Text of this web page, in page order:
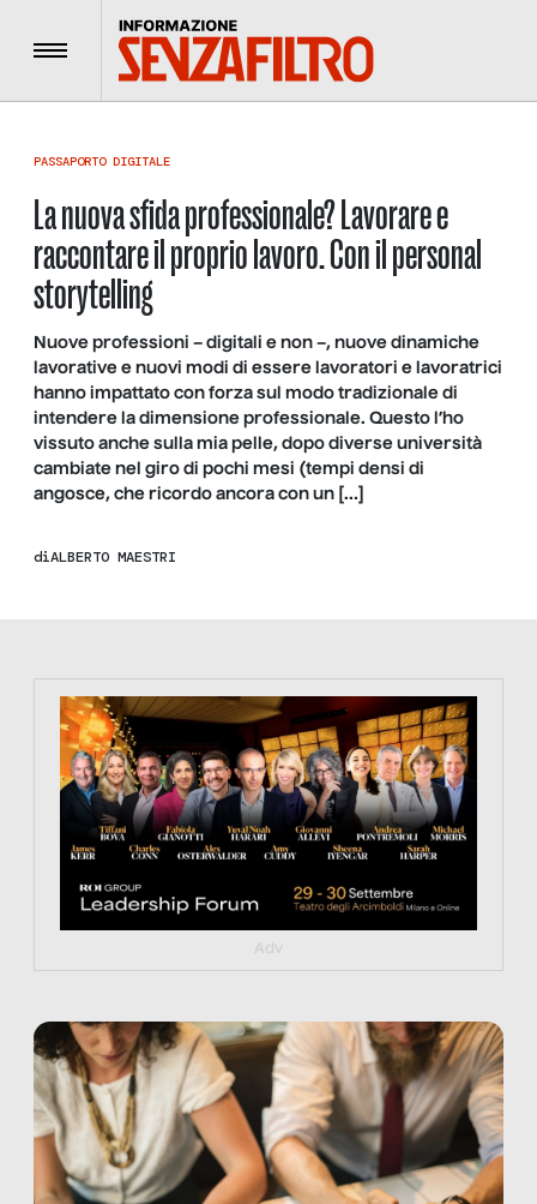
Menu
PASSAPORTO DIGITALE
La nuova sfida professionale? Lavorare e
raccontare il proprio lavoro. Con il personal
storytelling
Nuove professioni – digitali e non –, nuove dinamiche
lavorative e nuovi modi di essere lavoratori e lavoratrici
hanno impattato con forza sul modo tradizionale di
intendere la dimensione professionale. Questo l’ho
vissuto anche sulla mia pelle, dopo diverse università
cambiate nel giro di pochi mesi (tempi densi di
angosce, che ricordo ancora con un […]
diALBERTO MAESTRI
https://tinyurl.com/363fvfm9
Adv